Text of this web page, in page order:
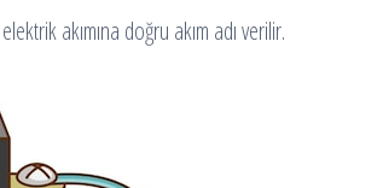
akımına doğru akım adı verilir.